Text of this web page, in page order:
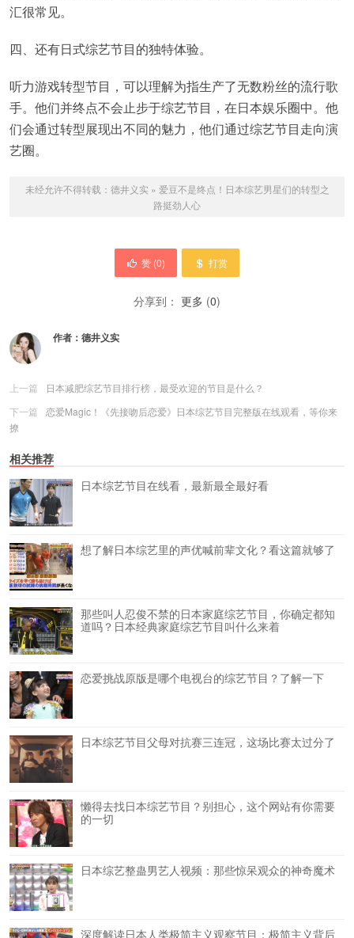
汇很常见。
四、还有日式综艺节目的独特体验。
听力游戏转型节目，可以理解为指生产了无数粉丝的流行歌
手。他们并终点不会止步于综艺节目，在日本娱乐圈中。他
们会通过转型展现出不同的魅力，他们通过综艺节目走向演
艺圈。
未经允许不得转载： 德井义实 » 爱豆不是终点！日本综艺男星们的转型之
路挺劲人心
赞 (0) 打赏
分享到： 更多 (0)
作者： 德井义实
上一篇
日本减肥综艺节目排行榜，最受欢迎的节目是什么？
下一篇
恋爱Magic！《先接吻后恋爱》日本综艺节目完整版在线观看，等你来
撩
相关推荐
日本综艺节目在线看，最新最全最好看
想了解日本综艺里的声优喊前辈文化？看这篇就够了
那些叫人忍俊不禁的日本家庭综艺节目，你确定都知
道吗？日本经典家庭综艺节目叫什么来着
恋爱挑战原版是哪个电视台的综艺节目？了解一下
日本综艺节目父母对抗赛三连冠，这场比赛太过分了
懒得去找日本综艺节目？别担心，这个网站有你需要
的一切
日本综艺整蛊男艺人视频：那些惊呆观众的神奇魔术
深度解读日本人类极简主义观察节目：极简主义背后